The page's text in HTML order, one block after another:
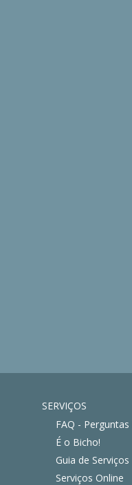
SERVIÇOS
FAQ -
É o Bicho!
Guia de Serviços
Serviços Online